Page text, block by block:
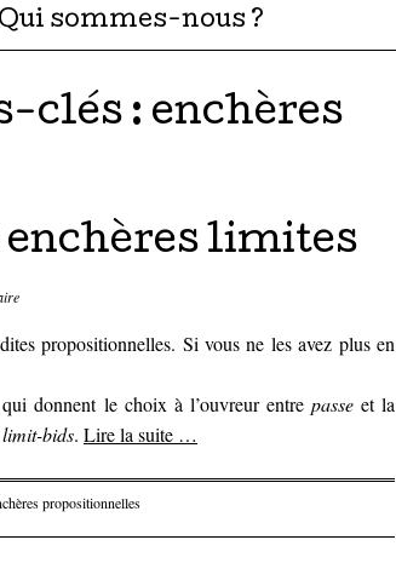
Qui sommes-nous ?
clés : enchères
limites
propositionnelles. Si vous ne les avez plus en
donnent le choix à l’ouvreur entre passeet la
limit-bids. Lire la suite …
propositionnelles